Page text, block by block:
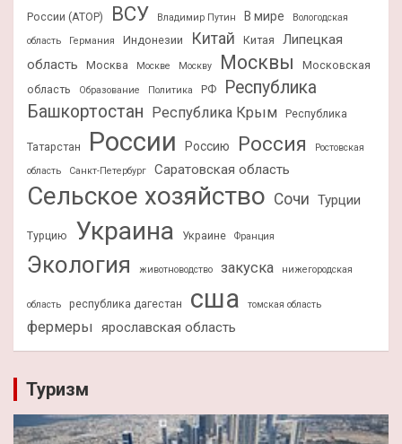
России (АТОР)
ВСУ Владимир Путин В мире
Вологодская
область
Германия Индонезии Китай Китая
Липецкая
область
Москва Москве Москву Москвы
Московская
область
Образование Политика РФ
Республика
Башкортостан
Республика Крым Республика
Татарстан России Россию Россия
Ростовская
область
Санкт-Петербург Саратовская область
Сельское хозяйство Сочи Турции
Турцию Украина Украине Франция
Экология животноводство закуска нижегородская
область республика дагестан сша томская область
фермеры ярославская область
Туризм